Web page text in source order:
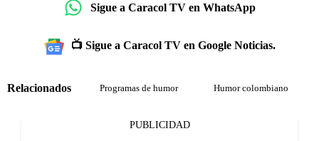
Sigue a Caracol TV en WhatsApp
📺 Sigue a Caracol TV en Google Noticias.
Relacionados Programas de humor Humor colombiano
PUBLICIDAD